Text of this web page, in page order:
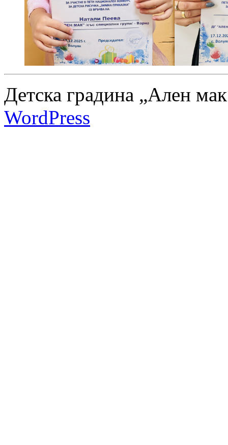
Детска градина „Ален
WordPress